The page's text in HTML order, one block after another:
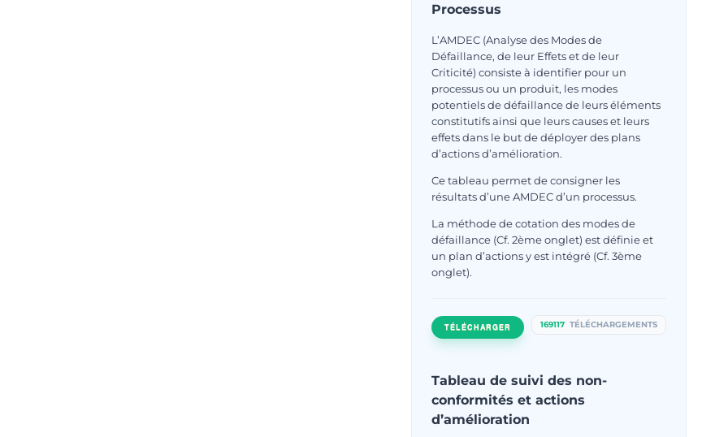
Processus
L’AMDEC (Analyse des Modes de
Défaillance, de leur Effets et de leur
Criticité) consiste à identifier pour un
processus ou un produit, les modes
potentiels de défaillance de leurs éléments
constitutifs ainsi que leurs causes et leurs
effets dans le but de déployer des plans
d’actions d’amélioration.
Ce tableau permet de consigner les
résultats d’une AMDEC d’un processus.
La méthode de cotation des modes de
défaillance (Cf. 2ème onglet) est définie et
un plan d’actions y est intégré (Cf. 3ème
onglet).
TÉLÉCHARGER 169117 TÉLÉCHARGEMENTS
Tableau de suivi des non-
conformités et actions
d’amélioration